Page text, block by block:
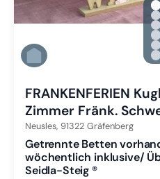
FRANKENFERIEN
Zimmer Fränk.
Neusles, 91322 Gräfenberg
Getrennte Betten
wöchentlich inklusive/
Seidla-Steig ®